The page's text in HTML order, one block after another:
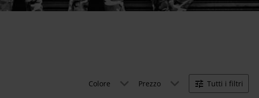
Colore Prezzo Tutti i filtri